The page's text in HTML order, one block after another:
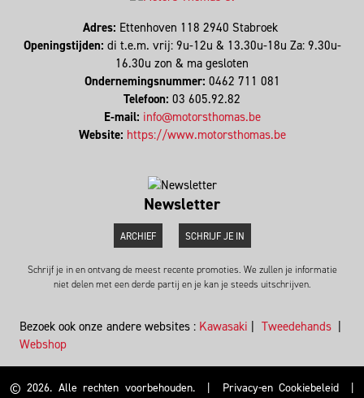
Adres: Ettenhoven 118 2940 Stabroek
Openingstijden: di t.e.m. vrij: 9u-12u & 13.30u-18u Za: 9.30u-
16.30u zon & ma gesloten
Ondernemingsnummer: 0462 711 081
Telefoon: 03 605.92.82
E-mail: info@motorsthomas.be
Website: https://www.motorsthomas.be
Newsletter
ARCHIEF SCHRIJF JE IN
Schrijf je in en ontvang de meest recente promoties. We zullen je informatie
niet delen met een derde partij en je kan je steeds uitschrijven.
Bezoek ook onze andere websites : Kawasaki | Tweedehands|
Webshop
© 2026. Alle rechten voorbehouden. | Privacy-en Cookiebeleid
|